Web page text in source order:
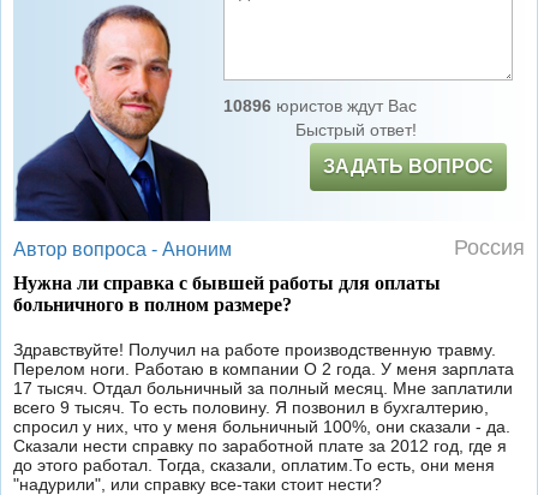
10896юристов ждут Вас
Быстрый ответ!
ЗАДАТЬ ВОПРОС
Автор вопроса - Аноним Россия
Нужна ли справка с бывшей работы для оплаты
больничного в полном размере?
Здравствуйте! Получил на работе производственную травму.
Перелом ноги. Работаю в компании О 2 года. У меня зарплата
17 тысяч. Отдал больничный за полный месяц. Мне заплатили
всего 9 тысяч. То есть половину. Я позвонил в бухгалтерию,
спросил у них, что у меня больничный 100%, они сказали - да.
Сказали нести справку по заработной плате за 2012 год, где я
до этого работал. Тогда, сказали, оплатим.То есть, они меня
"надурили", или справку все-таки стоит нести?